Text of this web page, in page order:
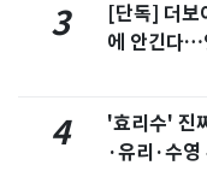
3
[단독] 더보
에 안긴다…
4
'효리수' 진
·유리·수